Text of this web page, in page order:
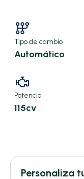
Tipo de cambio
Automático
Potencia
115cv
Personaliza